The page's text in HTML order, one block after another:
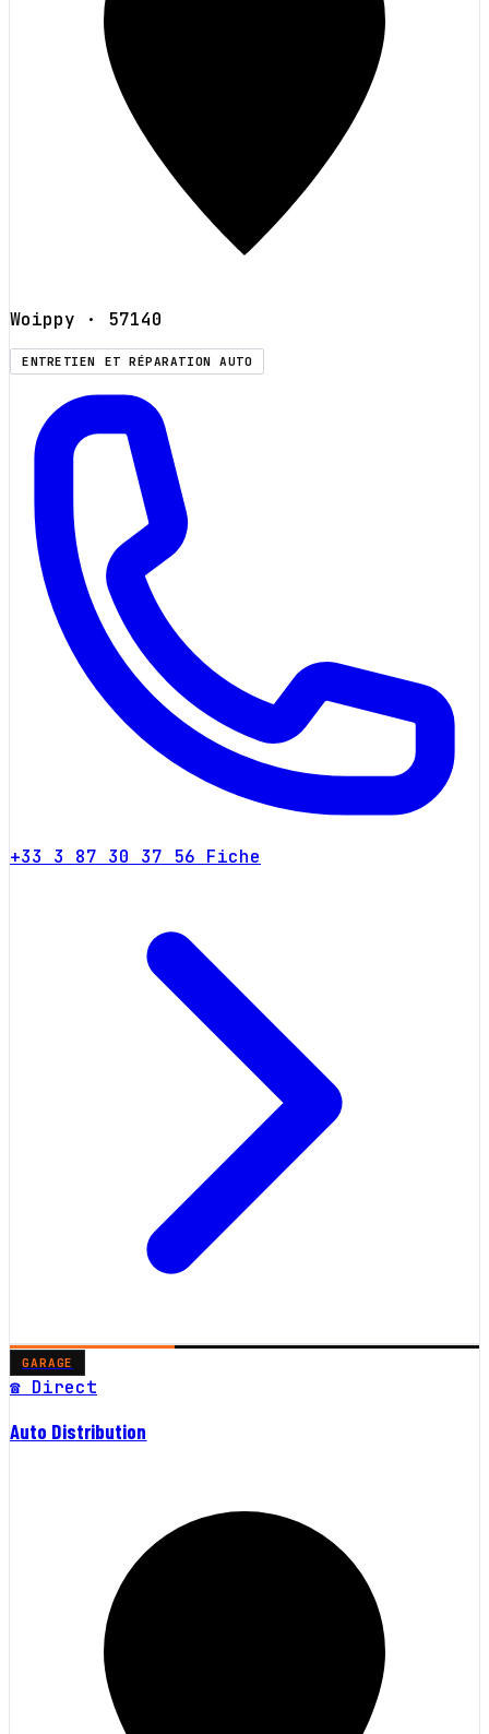
Woippy · 57140
ENTRETIEN ET RÉPARATION AUTO
+33 3 87 30 37 56 Fiche
GARAGE
☎ Direct
Auto Distribution